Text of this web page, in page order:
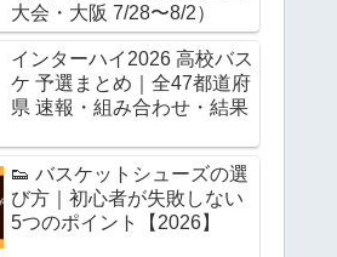
大会・大阪 7/28〜8/2）
インターハイ2026 高校バス
ケ 予選まとめ｜全47都道府
県 速報・組み合わせ・結果
👟 バスケットシューズの選
び方｜初心者が失敗しない
5つのポイント【2026】